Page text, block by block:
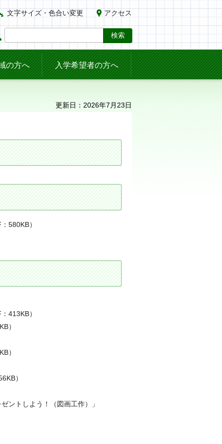
文字サイズ・色合い変更 アクセス
の方へ 入学希望者の方へ
更新日：2026年7月23日
580KB）
413KB）
）
）
）
ントしよう！（図画工作）」